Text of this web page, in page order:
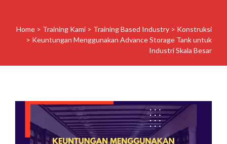
Home > Training Kami > Training Based Industry > Konstruksi
> Keuntungan Menggunakan Advance Storage Tank untuk
Industri Skala Besar